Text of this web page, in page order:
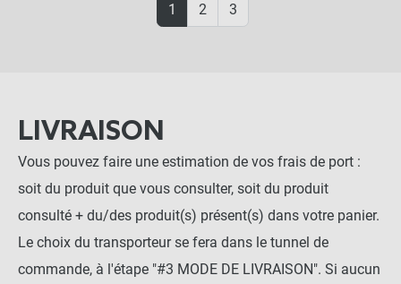
1 2 3
LIVRAISON
Vous pouvez faire une estimation de vos frais de port :
soit du produit que vous consulter, soit du produit
consulté + du/des produit(s) présent(s) dans votre panier.
Le choix du transporteur se fera dans le tunnel de
commande, à l'étape "#3 MODE DE LIVRAISON". Si aucun